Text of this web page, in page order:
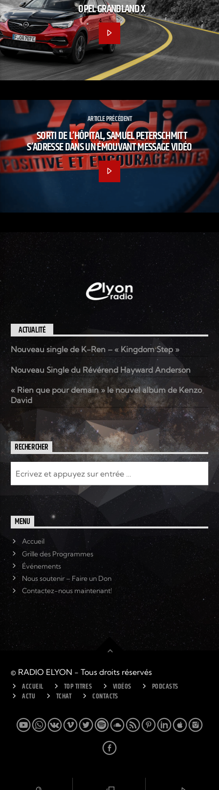
OPEL GRANDLAND X
ARTICLE PRÉCÉDENT
SORTI DE L’HÔPITAL, SAMUEL PETERSCHMITT
S’ADRESSE DANS UN ÉMOUVANT MESSAGE VIDÉO
ACTUALITÉ
Nouveau single de K-Ren – « Kingdom Step »
Nouveau Single du Révérend Hayward Anderson
« Rien que pour demain » le nouvel album de Kenzo
David
RECHERCHER
MENU
Accueil
Grille des Programmes
Événements
Nous soutenir – Faire un Don
Contactez-nous maintenant!
© RADIO ELYON - Tous droits réservés
ACCUEIL TOP TITRES VIDÉOS
PODCASTS
ACTU
TCHAT CONTACTS